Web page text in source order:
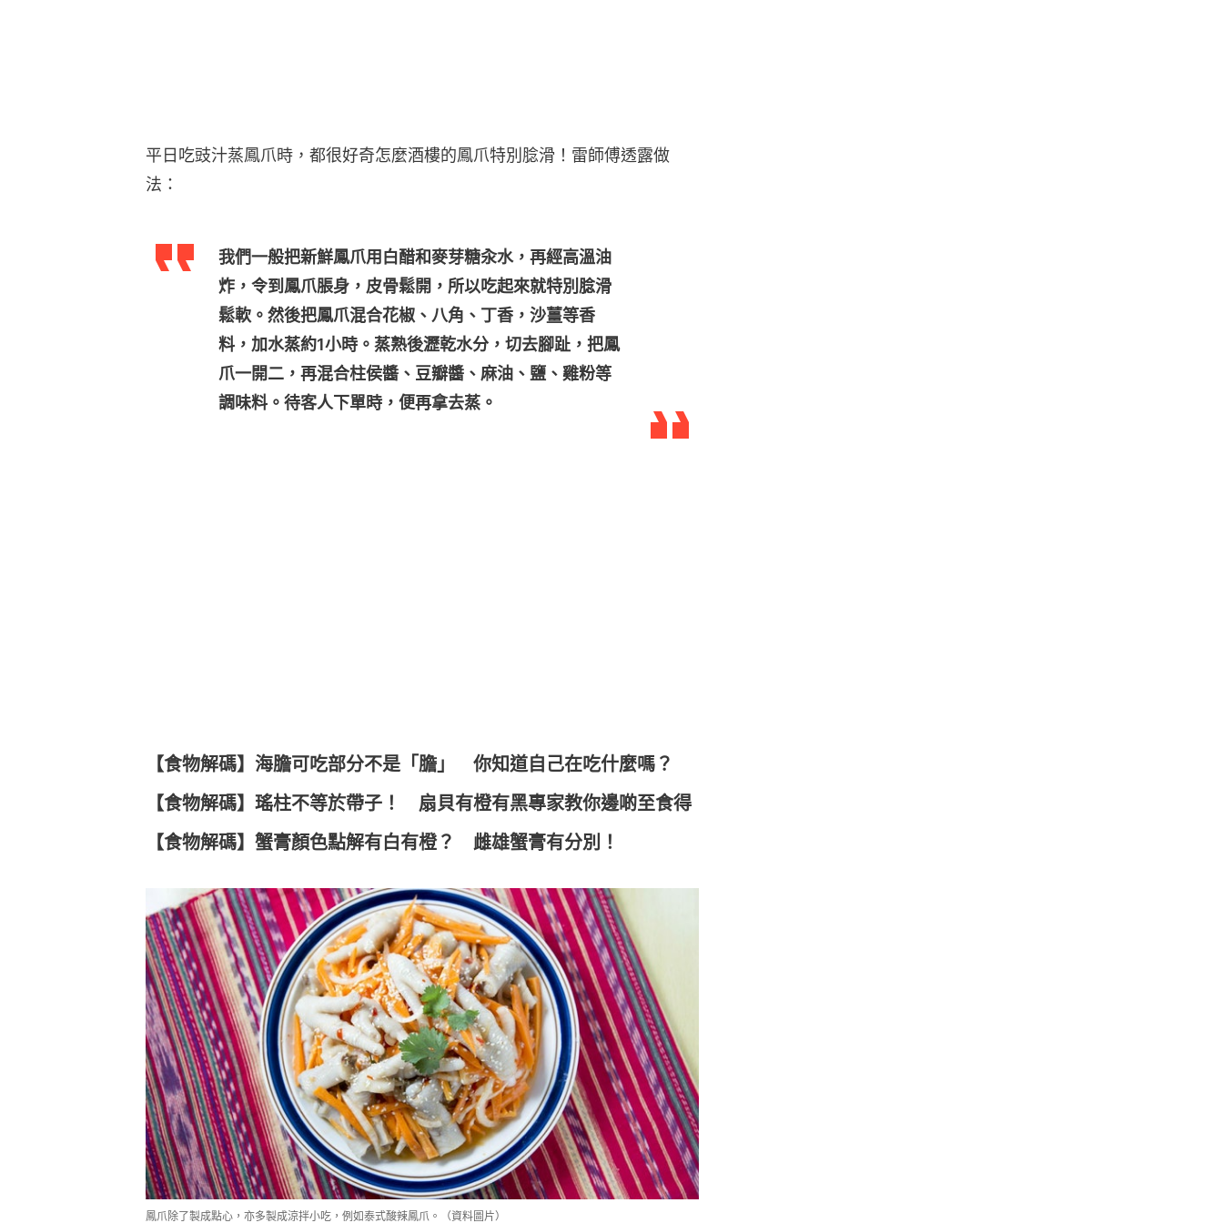
平日吃豉汁蒸鳳爪時，都很好奇怎麼酒樓的鳳爪特別腍滑！雷師傅透露做
法：
我們一般把新鮮鳳爪用白醋和麥芽糖汆水，再經高溫油
炸，令到鳳爪脹身，皮骨鬆開，所以吃起來就特別腍滑
鬆軟。然後把鳳爪混合花椒、八角、丁香，沙薑等香
料，加水蒸約1小時。蒸熟後瀝乾水分，切去腳趾，把鳳
爪一開二，再混合柱侯醬、豆瓣醬、麻油、鹽、雞粉等
調味料。待客人下單時，便再拿去蒸。
【食物解碼】海膽可吃部分不是「膽」 你知道自己在吃什麼嗎？
【食物解碼】瑤柱不等於帶子！ 扇貝有橙有黑專家教你邊啲至食得
【食物解碼】蟹膏顏色點解有白有橙？ 雌雄蟹膏有分別！
鳳爪除了製成點心，亦多製成涼拌小吃，例如泰式酸辣鳳爪。（資料圖片）